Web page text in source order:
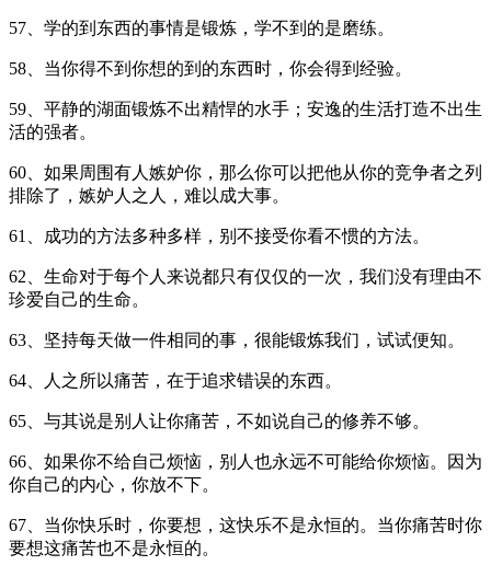
57、学的到东西的事情是锻炼，学不到的是磨练。
58、当你得不到你想的到的东西时，你会得到经验。
59、平静的湖面锻炼不出精悍的水手；安逸的生活打造不出生
活的强者。
60、如果周围有人嫉妒你，那么你可以把他从你的竞争者之列
排除了，嫉妒人之人，难以成大事。
61、成功的方法多种多样，别不接受你看不惯的方法。
62、生命对于每个人来说都只有仅仅的一次，我们没有理由不
珍爱自己的生命。
63、坚持每天做一件相同的事，很能锻炼我们，试试便知。
64、人之所以痛苦，在于追求错误的东西。
65、与其说是别人让你痛苦，不如说自己的修养不够。
66、如果你不给自己烦恼，别人也永远不可能给你烦恼。因为
你自己的内心，你放不下。
67、当你快乐时，你要想，这快乐不是永恒的。当你痛苦时你
要想这痛苦也不是永恒的。